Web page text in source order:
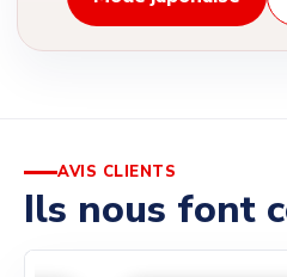
AVIS CLIENTS
Ils nous font